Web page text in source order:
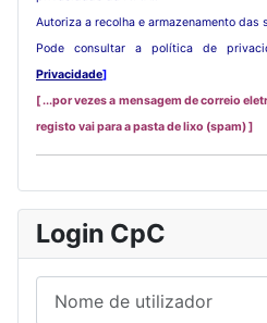
Autoriza a recolha e armazenamento das
Pode consultar a política de
Privacidade]
[ ...por vezes a mensagem de correio
registo vai para a pasta de lixo (spam) ]
Login CpC